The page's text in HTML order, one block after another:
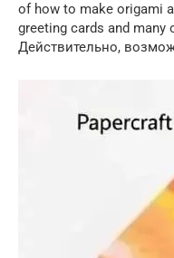
of how to make origami
greeting cards and many
Действительно,